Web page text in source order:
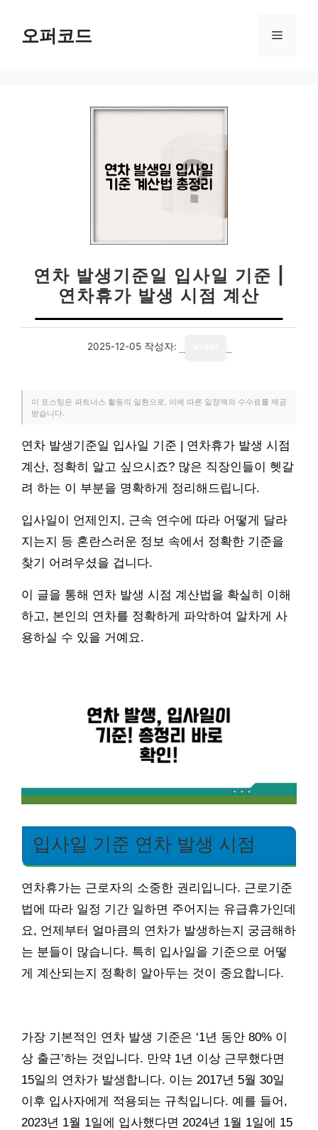
오퍼코드 메
연차 발생기준일 입사일 기준 |
연차휴가 발생 시점 계산
2025-12-05 작성자:
이 포스팅은 파트너스 활동의 일환으로, 이에 따른 일정액의 수수료를 제공
받습니다.
연차 발생기준일 입사일 기준 | 연차휴가 발생 시점
계산, 정확히 알고 싶으시죠? 많은 직장인들이 헷갈
려 하는 이 부분을 명확하게 정리해드립니다.
입사일이 언제인지, 근속 연수에 따라 어떻게 달라
지는지 등 혼란스러운 정보 속에서 정확한 기준을
찾기 어려우셨을 겁니다.
이 글을 통해 연차 발생 시점 계산법을 확실히 이해
하고, 본인의 연차를 정확하게 파악하여 알차게 사
용하실 수 있을 거예요.
입사일 기준 연차 발생 시점
연차휴가는 근로자의 소중한 권리입니다. 근로기준
법에 따라 일정 기간 일하면 주어지는 유급휴가인데
요, 언제부터 얼마큼의 연차가 발생하는지 궁금해하
는 분들이 많습니다. 특히 입사일을 기준으로 어떻
게 계산되는지 정확히 알아두는 것이 중요합니다.
가장 기본적인 연차 발생 기준은 ‘1년 동안 80% 이
상 출근’하는 것입니다. 만약 1년 이상 근무했다면
15일의 연차가 발생합니다. 이는 2017년 5월 30일
이후 입사자에게 적용되는 규칙입니다. 예를 들어,
2023년 1월 1일에 입사했다면 2024년 1월 1일에 15